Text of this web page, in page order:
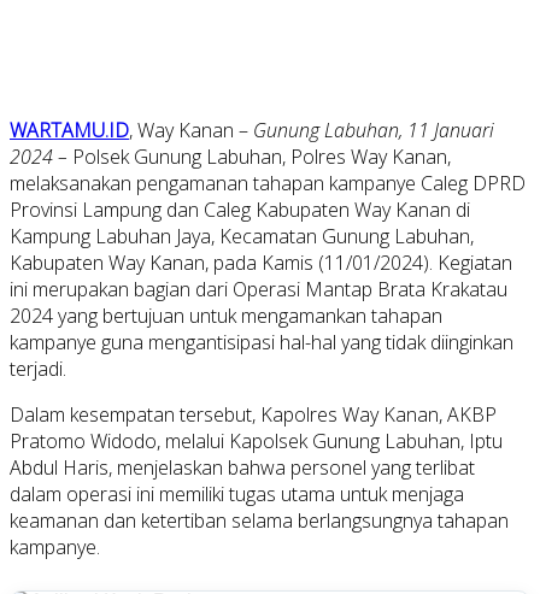
WARTAMU.ID, Way Kanan – Gunung Labuhan, 11 Januari
2024 – Polsek Gunung Labuhan, Polres Way Kanan,
melaksanakan pengamanan tahapan kampanye Caleg DPRD
Provinsi Lampung dan Caleg Kabupaten Way Kanan di
Kampung Labuhan Jaya, Kecamatan Gunung Labuhan,
Kabupaten Way Kanan, pada Kamis (11/01/2024). Kegiatan
ini merupakan bagian dari Operasi Mantap Brata Krakatau
2024 yang bertujuan untuk mengamankan tahapan
kampanye guna mengantisipasi hal-hal yang tidak diinginkan
terjadi.
Dalam kesempatan tersebut, Kapolres Way Kanan, AKBP
Pratomo Widodo, melalui Kapolsek Gunung Labuhan, Iptu
Abdul Haris, menjelaskan bahwa personel yang terlibat
dalam operasi ini memiliki tugas utama untuk menjaga
keamanan dan ketertiban selama berlangsungnya tahapan
kampanye.